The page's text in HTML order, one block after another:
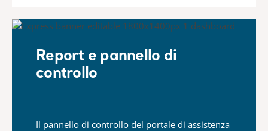
Report e pannello di
controllo
Il pannello di controllo del portale di assistenza